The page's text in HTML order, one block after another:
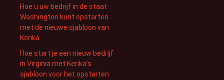
Hoe u uw bedrijf in de staat
Washington kunt opstarten
met de nieuwe sjabloon van
Kerika
Hoe start je een nieuw bedrijf
in Virginia met Kerika’s
sjabloon voor het opstarten